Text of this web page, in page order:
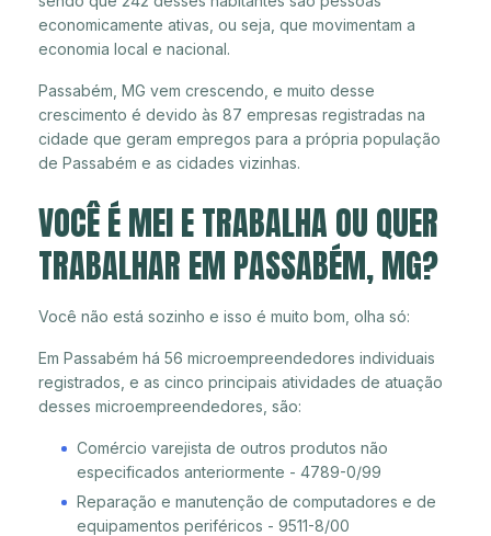
economicamente ativas, ou seja, que movimentam a
economia local e nacional.
Passabém, MG vem crescendo, e muito desse
crescimento é devido às 87 empresas registradas na
cidade que geram empregos para a própria população
de Passabém e as cidades vizinhas.
VOCÊ É MEI E TRABALHA OU QUER
TRABALHAR EM PASSABÉM, MG?
Você não está sozinho e isso é muito bom, olha só:
Em Passabém há 56 microempreendedores individuais
registrados, e as cinco principais atividades de atuação
desses microempreendedores, são:
Comércio varejista de outros produtos não
especificados anteriormente - 4789-0/99
Reparação e manutenção de computadores e de
equipamentos periféricos - 9511-8/00